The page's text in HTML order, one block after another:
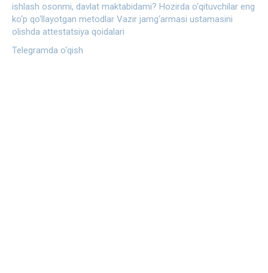
ishlash osonmi, davlat maktabidami? Hozirda o‘qituvchilar eng
ko‘p qo‘llayotgan metodlar Vazir jamg‘armasi ustamasini
olishda attestatsiya qoidalari
Telegramda o‘qish